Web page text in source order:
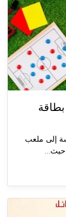
بطاقة
إلى ملعب